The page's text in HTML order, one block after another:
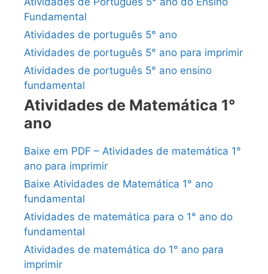
Fundamental
Atividades de português 5° ano
Atividades de português 5° ano para imprimir
Atividades de português 5° ano ensino
fundamental
Atividades de Matemática 1°
ano
Baixe em PDF – Atividades de matemática 1°
ano para imprimir
Baixe Atividades de Matemática 1° ano
fundamental
Atividades de matemática para o 1° ano do
fundamental
Atividades de matemática do 1° ano para
imprimir